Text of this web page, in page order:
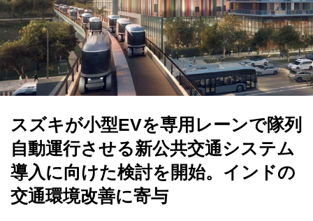
スズキが小型EVを専用レーンで隊列
自動運行させる新公共交通システム
導入に向けた検討を開始。インドの
交通環境改善に寄与